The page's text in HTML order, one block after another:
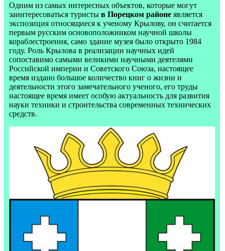
Одним из самых интересных объектов, которые могут
заинтересоваться туристы в Порецком районе является
экспозиция относящиеся к ученому Крылову, он считается
первым русским основоположником научной школы
кораблестроения, само здание музея было открыто 1984
году. Роль Крылова в реализации научных идей
сопоставимо самыми великими научными деятелями
Российской империи и Советского Союза, настоящее
время издано большое количество книг о жизни и
деятельности этого замечательного ученого, его труды
настоящее время имеет особую актуальность для развития
науки техники и строительства современных технических
средств.